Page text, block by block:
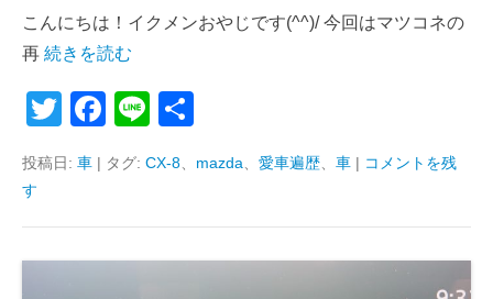
こんにちは！イクメンおやじです(^^)/ 今回はマツコネの
再 続きを読む
T
tt
F
c
Li
e
投稿日: 車 | タグ: CX-8 mazda 愛車遍歴 車 | コメントを残
す